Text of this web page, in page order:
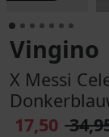
Vingino
X Messi
17,50